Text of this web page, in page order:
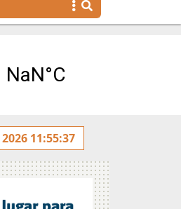
Benegas presentará este
11:55:37